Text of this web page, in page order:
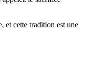
et cette tradition est une